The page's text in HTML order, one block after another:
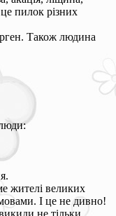
пилок різних
Також людина
жителі великих
І це не дивно!
не тільки